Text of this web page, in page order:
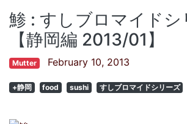
鯵 : すしブロマイドシ
【静岡編 2013/01】
Mutter February 10, 2013
+静岡 food sushi すしブロマイドシリーズ